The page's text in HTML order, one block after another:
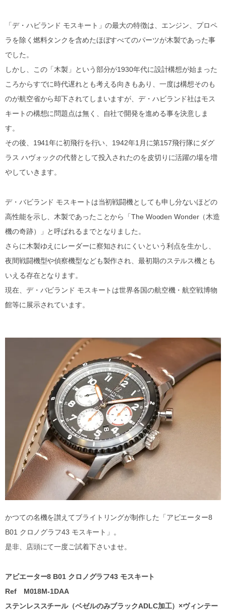
「デ・ハビランド モスキート」の最大の特徴は、エンジン、プロペ
ラを除く燃料タンクを含めたほぼすべてのパーツが木製であった事
でした。
しかし、この「木製」という部分が1930年代に設計構想が始まった
ころからすでに時代遅れとも考える向きもあり、一度は構想そのも
のが航空省から却下されてしまいますが、デ・ハビランド社はモス
キートの構想に問題点は無く、自社で開発を進める事を決意しま
す。
その後、1941年に初飛行を行い、1942年1月に第157飛行隊にダグ
ラス ハヴォックの代替として投入されたのを皮切りに活躍の場を増
やしていきます。
デ・バビランド モスキートは当初戦闘機としても申し分ないほどの
高性能を示し、木製であったことから「The Wooden Wonder（木造
機の奇跡）」と呼ばれるまでとなりました。
さらに木製ゆえにレーダーに察知されにくいという利点を生かし、
夜間戦闘機型や偵察機型なども製作され、最初期のステルス機とも
いえる存在となります。
現在、デ・バビランド モスキートは世界各国の航空機・航空戦博物
館等に展示されています。
かつての名機を讃えてブライトリングが制作した「アビエーター8
B01 クロノグラフ43 モスキート」。
是非、店頭にて一度ご試着下さいませ。
アビエーター8 B01 クロノグラフ43 モスキート
Ref M018M-1DAA
ステンレススチール（ベゼルのみブラックADLC加工）×ヴィンテー